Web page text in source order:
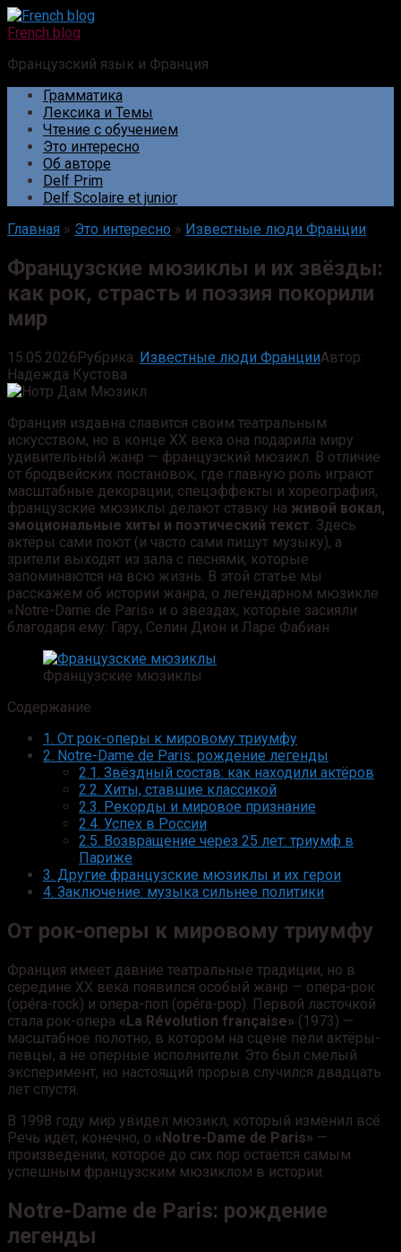
Перейти
к
French blog
Французский язык и Франция
Грамматика
Лексика и Темы
Чтение с обучением
Это интересно
Об авторе
Delf Prim
Delf Scolaire et junior
Главная » Это интересно » Известные люди Франции
Французские мюзиклы и их звёзды:
как рок, страсть и поэзия покорили
мир
15.05.2026Рубрика: Известные люди ФранцииАвтор:
Надежда Кустова
Франция издавна славится своим театральным
искусством, но в конце XX века она подарила миру
удивительный жанр — французский мюзикл. В отличие
от бродвейских постановок, где главную роль играют
масштабные декорации, спецэффекты и хореография,
французские мюзиклы делают ставку на живой вокал,
эмоциональные хиты и поэтический текст. Здесь
актёры сами поют (и часто сами пишут музыку), а
зрители выходят из зала с песнями, которые
запоминаются на всю жизнь. В этой статье мы
расскажем об истории жанра, о легендарном мюзикле
«Notre-Dame de Paris» и о звёздах, которые засияли
благодаря ему: Гару, Селин Дион и Ларе Фабиан.
Французские мюзиклы
Содержание
1. От рок-оперы к мировому триумфу
2. Notre-Dame de Paris: рождение легенды
2.1. Звёздный состав: как находили актёров
2.2. Хиты, ставшие классикой
2.3. Рекорды и мировое признание
2.4. Успех в России
2.5. Возвращение через 25 лет: триумф в
Париже
3. Другие французские мюзиклы и их герои
4. Заключение: музыка сильнее политики
От рок-оперы к мировому триумфу
Франция имеет давние театральные традиции, но в
середине XX века появился особый жанр — опера-рок
(opéra-rock) и опера-поп (opéra-pop). Первой ласточкой
стала рок-опера «La Révolution française» (1973) —
масштабное полотно, в котором на сцене пели актёры-
певцы, а не оперные исполнители. Это был смелый
эксперимент, но настоящий прорыв случился двадцать
лет спустя.
В 1998 году мир увидел мюзикл, который изменил всё.
Речь идёт, конечно, о «Notre-Dame de Paris» —
произведении, которое до сих пор остаётся самым
успешным французским мюзиклом в истории.
Notre-Dame de Paris: рождение
легенды